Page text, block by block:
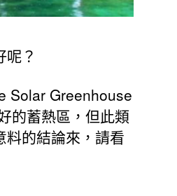
？
Solar Greenhouse
的蓄熱區，但此類
料的結論來，請看